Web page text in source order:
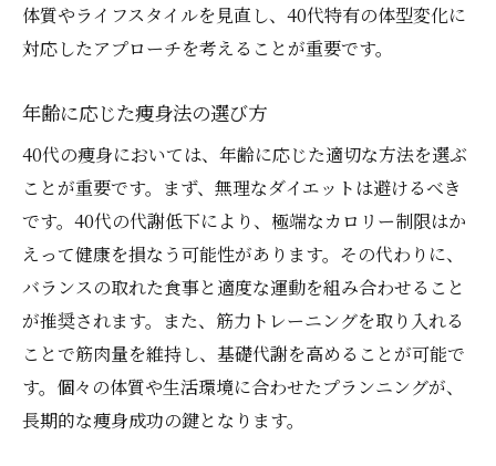
食生活の改善で得られる健康効果
健康的な体重管理のための運動習慣
生活習慣病予防と痩身の関係
心と体を整える40代のストレス軽減痩身法
ストレスと痩身の関係を理解する
心の健康を保つためのリラクゼーション法
ストレスによる食欲増進を防ぐ方法
瞑想と呼吸法で心を落ち着ける
日常に取り入れたいリフレッシュ習慣
ストレスを味方につけるポジティブ思考
体質やライフスタイルを見直し、40代特有の体型変化に
対応したアプローチを考えることが重要です。
年齢に応じた痩身法の選び方
40代の痩身においては、年齢に応じた適切な方法を選ぶ
ことが重要です。まず、無理なダイエットは避けるべき
です。40代の代謝低下により、極端なカロリー制限はか
えって健康を損なう可能性があります。その代わりに、
バランスの取れた食事と適度な運動を組み合わせること
が推奨されます。また、筋力トレーニングを取り入れる
ことで筋肉量を維持し、基礎代謝を高めることが可能で
す。個々の体質や生活環境に合わせたプランニングが、
長期的な痩身成功の鍵となります。